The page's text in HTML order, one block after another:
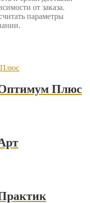
от заказа.
параметры
Плюс